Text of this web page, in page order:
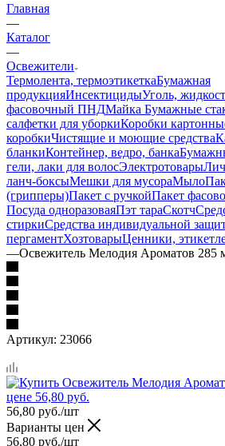
Главная
—
Каталог
—
Освежители
Термолента, термоэтикеткаБумажная
продукцияИнсектицидыУголь,
фасовочный ПНДМайка Бумажные
салфетки для уборкиКоробки
коробкиЧистящие и моющие средства
бланкиКонтейнер, ведро, банка
гели, лаки для волосЭлектротовары
ланч-боксыМешки для мусораМыло
(грипперы)Пакет с ручкойПакет
Посуда одноразоваяПэт тараСкотч
стиркиСредства индивидуальной
пергаментХозтоварыЦенники,
—Освежитель Мелодия Ароматов
Артикул: 23066
56,80 руб./шт
Варианты цен
56,80 руб./шт